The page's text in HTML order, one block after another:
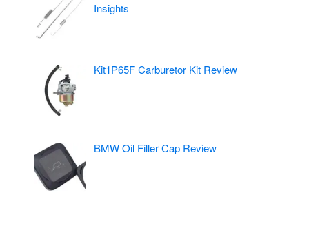
Insights
Kit1P65F Carburetor Kit Review
BMW Oil Filler Cap Review